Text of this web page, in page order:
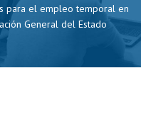
para el empleo temporal en
General del Estado